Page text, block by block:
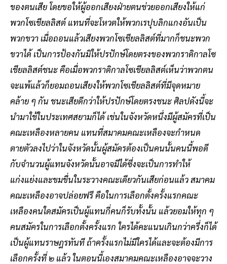
ของตนเสีย โดยขอให้ผู้ออกเสียงฝ่ายตนช่วยออกเสียงให้แก่
พวกโซเชียลลิสต์ แทนที่จะโหวตให้พวกเรปุบลิกแกงอันเป็น
พวกขวา เมื่อถอนแล้วเสียงพวกโซเชียลลิสต์ที่มากก็ชนะพวก
ขวาได้ เป็นการป้องกันมิให้ปรปักษ์โดยตรงของพวกราดิกาลโซ
เชียลลิสต์ชนะ คือเมื่อพวกราดิกาลโซเชียลลิสต์เห็นว่าพวกตน
จะแพ้แล้วก็ยอมถอนเสียงให้พวกโซเชียลลิสต์ที่มีจุดหมาย
คล้าย ๆ กัน ชนะเสียดีกว่าให้ปรปักษ์โดยตรงชนะ ศิลปดังนี้จะ
นำมาใช้ในประเทศสยามก็ได้ เช่นในจังหวัดหนึ่งมีผู้สมัครที่เป็น
คณะเหลืองหลายคน แทนที่สมาคมคณะเหลืองจะกำหนด
ตายตัวลงไปว่าในจังหวัดนั้นผู้สมัครต้องเป็นคนนั้นคนนี้พอดี
กับจำนวนผู้แทนจังหวัดนั้นอาจมีได้ซึ่งจะเป็นการทำให้
แก่งแย่งและขมขื่นในระวางคณะเดียวกันเสียก่อนแล้ว สมาคม
คณะเหลืองอาจปล่อยฟรี คือในการเลือกตั้งครั้งแรกคณะ
เหลืองคนใดสมัครเป็นผู้แทนกี่คนก็รับทั้งนั้น แล้วยอมให้ทุก ๆ
คนสมัครในการเลือกตั้งครั้งแรก ใครได้คะแนนเกินกว่าครึ่งก็ได้
เป็นผู้แทนราษฎรทันที ถ้าครั้งแรกไม่มีใครได้และจะต้องมีการ
เลือกครั้งที่ ๒ แล้ว ในตอนนี้เองสมาคมคณะเหลืองอาจจะวาง